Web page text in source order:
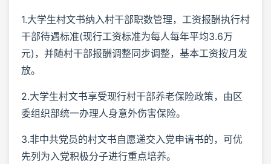
1.大学生村文书纳入村干部职数管理，工资报酬执行村
干部待遇标准(现行工资标准为每人每年平均3.6万
元)，并随村干部报酬调整同步调整，基本工资按月发
放。
2.大学生村文书享受现行村干部养老保险政策，由区
委组织部统一办理人身意外伤害保险。
3.非中共党员的村文书自愿递交入党申请书的，可优
先列为入党积极分子进行重点培养。